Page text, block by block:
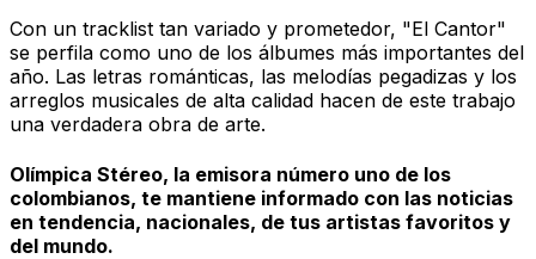
Con un tracklist tan variado y prometedor, "El Cantor"
se perfila como uno de los álbumes más importantes del
año. Las letras románticas, las melodías pegadizas y los
arreglos musicales de alta calidad hacen de este trabajo
una verdadera obra de arte.
Olímpica Stéreo, la emisora número uno de los
colombianos, te mantiene informado con las noticias
en tendencia, nacionales, de tus artistas favoritos y
del mundo.